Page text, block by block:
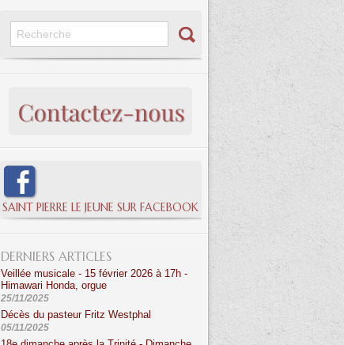
SAINT PIERRE LE JEUNE SUR FACEBOOK
DERNIERS ARTICLES
Veillée musicale - 15 février 2026 à 17h -
Himawari Honda, orgue
25/11/2025
Décès du pasteur Fritz Westphal
05/11/2025